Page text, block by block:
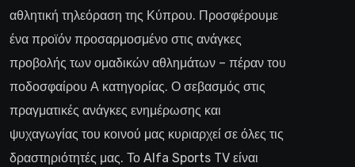
αθλητική τηλεόραση της Κύπρου. Προσφέρουμε
ένα προϊόν προσαρμοσμένο στις ανάγκες
προβολής των ομαδικών αθλημάτων – πέραν του
ποδοσφαίρου Α κατηγορίας. Ο σεβασμός στις
πραγματικές ανάγκες ενημέρωσης και
ψυχαγωγίας του κοινού μας κυριαρχεί σε όλες τις
δραστηριότητές μας. Το Alfa Sports TV είναι